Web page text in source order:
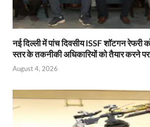
नई दिल्ली में पांच दिवसीय ISSF शॉटगन रेफरी
स्तर के तकनीकी अधिकारियों को तैयार करने
August 4, 2026